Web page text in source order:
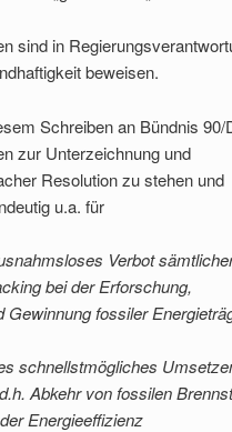
sind in
beweisen.
Schreiben an Bündnis 90/
zur Unterzeichnung und
Resolution zu stehen und
u.a. für
Verbot
bei der Erforschung,
Gewinnung fossiler
schnellstmögliches
Abkehr von fossilen
Energieeffizienz